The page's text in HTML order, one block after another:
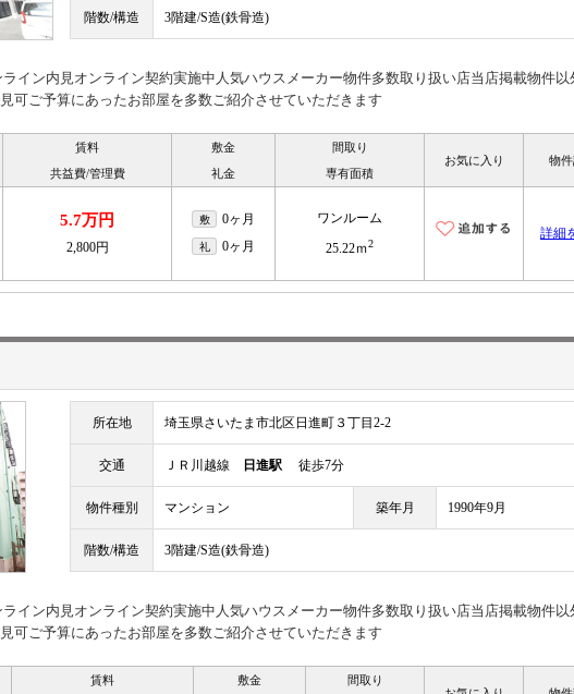
階数/構造 3階建/S造(鉄骨造)
イン内見オンライン契約実施中人気ハウスメーカー物件多数取り扱い店当店掲載物件以
可ご予算にあったお部屋を多数ご紹介させていただきます
賃料
共益費/管理費
敷金
礼金
間取り
専有面積
お気に入り 物
5.7万円
2,800円
敷 0ヶ月
礼 0ヶ月
ワンルーム
25.22ｍ2
詳細
所在地 埼玉県さいたま市北区日進町３丁目2-2
交通 ＪＲ川越線 日進駅 徒歩7分
物件種別 マンション 築年月 1990年9月
階数/構造 3階建/S造(鉄骨造)
イン内見オンライン契約実施中人気ハウスメーカー物件多数取り扱い店当店掲載物件以
可ご予算にあったお部屋を多数ご紹介させていただきます
賃料 敷金
間取り